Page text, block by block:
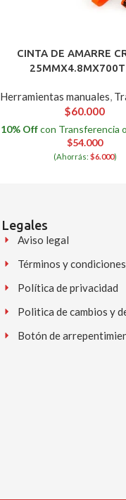
CINTA DE AMARRE
Herramientas manuales
$60.000
10% Offcon Transferencia
$54.000
(Ahorrás: $6.000)
Legales
Aviso legal
Términos y condiciones
Política de privacidad
Politica de cambios y
Botón de